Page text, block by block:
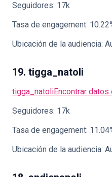
Seguidores: 17k
Tasa de engagement:
Ubicación de la audiencia:
19. tigga_natoli
tigga_natoliEncontrar
Seguidores: 17k
Tasa de engagement:
Ubicación de la audiencia: